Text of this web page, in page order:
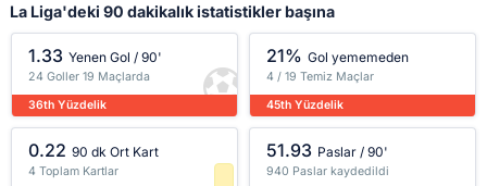
La Liga'deki 90 dakikalık istatistikler başına
1.33 Yenen Gol / 90'
24 Goller 19 Maçlarda
36th Yüzdelik
21% Gol yememeden
4 / 19 Temiz Maçlar
45th Yüzdelik
0.22 90 dk Ort Kart
4 Toplam Kartlar
51.93 Paslar / 90'
940 Paslar kaydedildi